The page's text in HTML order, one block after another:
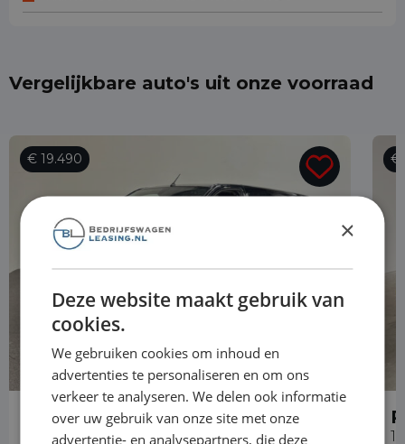
Vergelijkbare auto's uit onze voorraad
€ 19.490
Peugeot Expert
2.0 BlueHDI 180 Long Premium
€
×
Deze website maakt gebruik van
cookies.
We gebruiken cookies om inhoud en
advertenties te personaliseren en om ons
verkeer te analyseren. We delen ook informatie
over uw gebruik van onze site met onze
advertentie- en analysepartners, die deze